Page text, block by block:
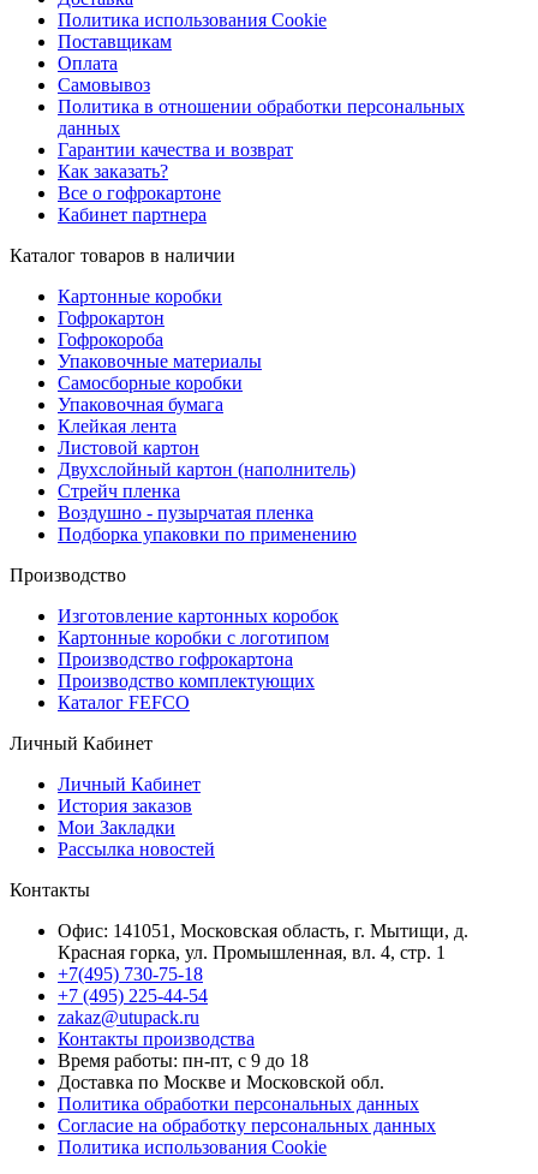
Политика использования Cookie
Поставщикам
Оплата
Самовывоз
Политика в отношении обработки персональных
данных
Гарантии качества и возврат
Как заказать?
Все о гофрокартоне
Кабинет партнера
Каталог товаров в наличии
Картонные коробки
Гофрокартон
Гофрокороба
Упаковочные материалы
Самосборные коробки
Упаковочная бумага
Клейкая лента
Листовой картон
Двухслойный картон (наполнитель)
Стрейч пленка
Воздушно - пузырчатая пленка
Подборка упаковки по применению
Производство
Изготовление картонных коробок
Картонные коробки с логотипом
Производство гофрокартона
Производство комплектующих
Каталог FEFCO
Личный Кабинет
Личный Кабинет
История заказов
Мои Закладки
Рассылка новостей
Контакты
Офис: 141051, Московская область, г. Мытищи, д.
Красная горка, ул. Промышленная, вл. 4, стр. 1
+7(495) 730-75-18
+7 (495) 225-44-54
zakaz@utupack.ru
Контакты производства
Время работы: пн-пт, с 9 до 18
Доставка по Москве и Московской обл.
Политика обработки персональных данных
Согласие на обработку персональных данных
Политика использования Cookie